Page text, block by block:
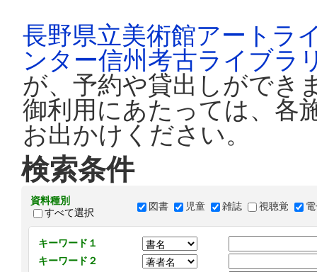
長野県立美術館アートラ
ンター信州考古ライブラ
が、予約や貸出しができ
御利用にあたっては、各
お出かけください。
検索条件
資料種別
すべて選択
図書 児童 雑誌 視聴覚
キーワード１
キーワード２